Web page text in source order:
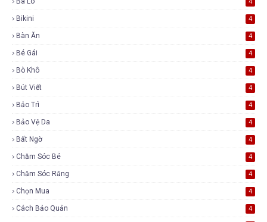
Bikini 4
Bàn Ăn 4
Bé Gái 4
Bò Khô 4
Bút Viết 4
Bảo Trì 4
Bảo Vệ Da 4
Bất Ngờ 4
Chăm Sóc Bé 4
Chăm Sóc Răng 4
Chọn Mua 4
Cách Bảo Quản 4